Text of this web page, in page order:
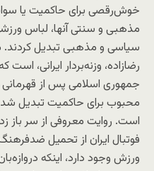
خوش‌رقصی برای حاکمیت یا
مذهبی و سنتی آنها، لباس
سیاسی و مذهبی تبدیل
رضازاده، وزنه‌بردار ایرانی،
جمهوری اسلامی پس از
محبوب برای حاکمیت تبدیل
است. روایت معروفی از سر باز
فوتبال ایران از تحمیل
ورزش وجود دارد، اینکه